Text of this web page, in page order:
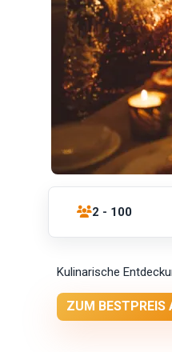
2 - 100
Kulinarische
ZUM BESTPREIS